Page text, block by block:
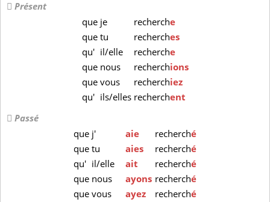
Présent
que je recherche
que tu recherches
qu' il/elle recherche
que nous recherchions
que vous recherchiez
qu' ils/elles recherchent
Passé
que j' aie recherché
quetu aies recherché
qu' il/elle ait recherché
que nous ayons recherché
quevous ayez recherché